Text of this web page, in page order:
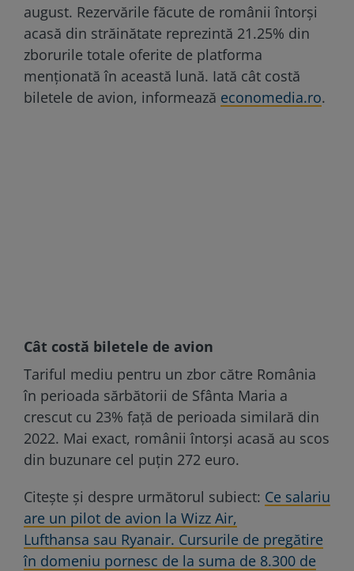
august. Rezervările făcute de românii întorși
acasă din străinătate reprezintă 21.25% din
zborurile totale oferite de platforma
menționată în această lună. Iată cât costă
biletele de avion, informează economedia.ro.
Cât costă biletele de avion
Tariful mediu pentru un zbor către România
în perioada sărbătorii de Sfânta Maria a
crescut cu 23% faţă de perioada similară din
2022. Mai exact, românii întorși acasă au scos
din buzunare cel puțin 272 euro.
Citește și despre următorul subiect: Ce salariu
are un pilot de avion la Wizz Air,
Lufthansa sau Ryanair. Cursurile de pregătire
în domeniu pornesc de la suma de 8.300 de